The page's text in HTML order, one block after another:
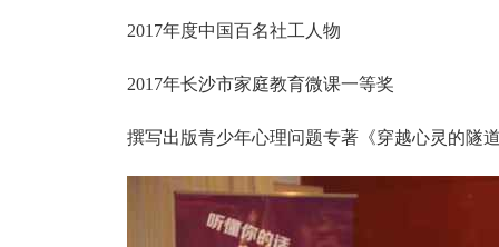
2017年度中国百名社工人物
2017年长沙市家庭教育微课一等奖
撰写出版青少年心理问题专著《穿越心灵的隧